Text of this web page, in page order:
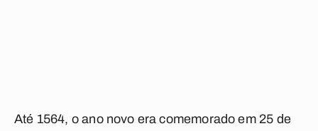
Até 1564, o ano novo era comemorado em 25 de